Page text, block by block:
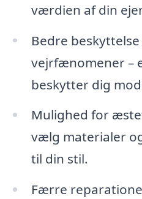
værdien af din
Bedre
vejrfænomener –
beskytter dig
Mulighed for
vælg materialer
til din stil.
Færre